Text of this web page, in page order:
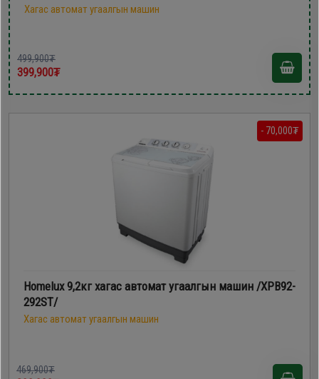
Хагас автомат угаалгын машин
499,900₮
399,900₮
- 70,000₮
Homelux 9,2кг хагас автомат угаалгын машин /XPB92-
292ST/
Хагас автомат угаалгын машин
469,900₮